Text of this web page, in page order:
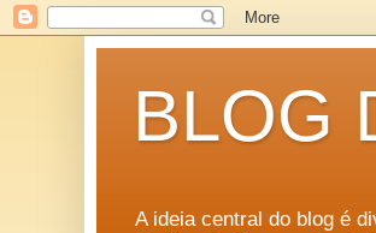
BLOG
A ideia central do blog é